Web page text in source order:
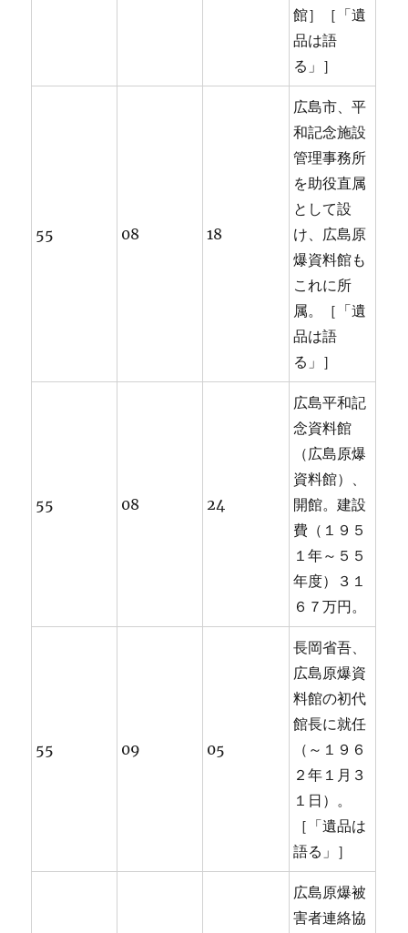
館］［「遺
品は語
る」］
55 08 18
広島市、平
和記念施設
管理事務所
を助役直属
として設
け、広島原
爆資料館も
これに所
属。［「遺
品は語
る」］
55 08 24
広島平和記
念資料館
（広島原爆
資料館）、
開館。建設
費（１９５
１年～５５
年度）３１
６７万円。
55 09 05
長岡省吾、
広島原爆資
料館の初代
館長に就任
（～１９６
２年１月３
１日）。
［「遺品は
語る」］
広島原爆被
害者連絡協